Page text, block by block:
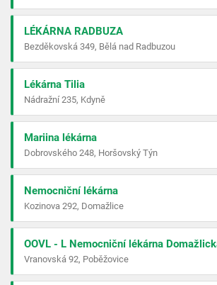
LÉKÁRNA RADBUZA
Bezděkovská 349, Bělá nad Radbuzou
Lékárna Tilia
Nádražní 235, Kdyně
Mariina lékárna
Dobrovského 248, Horšovský Týn
Nemocniční lékárna
Kozinova 292, Domažlice
OOVL - L Nemocniční lékárna
Vranovská 92, Poběžovice